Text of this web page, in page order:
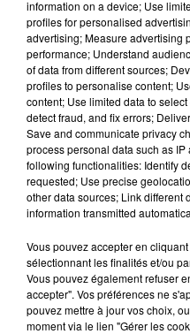
beurres et 2 crèmes seront à
de l’évènement vous aurez
mettre en lumière les
Pour cette 2 eédition, en plus
cooking et des DJ set de la
Nina Métayer, vous avez
elle ou son nom écrit
prix de meilleure pâtissière
Et si vous vous rappelez du
compris que l’accès : est
AOP Festival
CENTQUATRE-PARIS
5 rue Curial
Accès : Métro 7 (Ricquet)
information on a device; Use
profiles for personalised
advertising; Measure advertising
performance; Understand
of data from different sources;
profiles to personalise content;
content; Use limited data to
detect fraud, and fix errors;
Save and communicate privacy
process personal data such as
following functionalities: Identify
requested; Use precise
other data sources; Link different
information transmitted
Vous pouvez accepter en
sélectionnant les finalités et/ou
Vous pouvez également refuser
accepter". Vos préférences ne
pouvez mettre à jour vos choix,
moment via le lien "Gérer les